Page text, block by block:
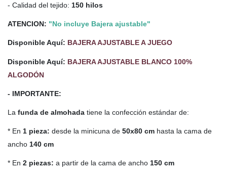
- Calidad del tejido: 150 hilos
ATENCION: "No incluye Bajera ajustable"
Disponible Aquí: BAJERA AJUSTABLE A JUEGO
Disponible Aquí: BAJERA AJUSTABLE BLANCO 100%
ALGODÓN
- IMPORTANTE:
La funda de almohada tiene la confección estándar de:
* En 1 pieza: desde la minicuna de 50x80 cm hasta la cama de
ancho 140 cm
* En 2 piezas: a partir de la cama de ancho 150 cm